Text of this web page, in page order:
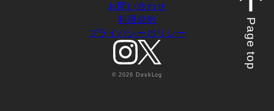
お問い合わせ
利用規約
プライバシーポリシー
© 2026 DeskLog
Page top